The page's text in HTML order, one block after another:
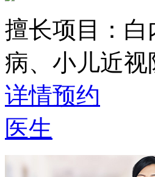
擅长项目： 白
病、小儿近
详情预约
医生